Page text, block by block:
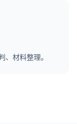
、材料整理。